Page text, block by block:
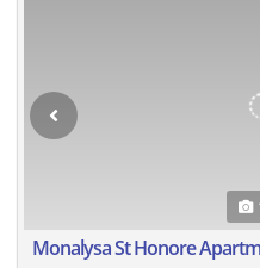
Monalysa St Honore